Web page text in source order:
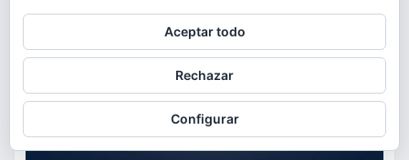
Aceptar todo
Rechazar
Configurar
Para obtener más información, incluido cómo gestionar las cookies,